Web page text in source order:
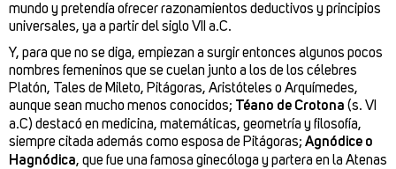
mundo y pretendía ofrecer razonamientos deductivos y principios
universales, ya a partir del siglo VII a.C.
Y, para que no se diga, empiezan a surgir entonces algunos pocos
nombres femeninos que se cuelan junto a los de los célebres
Platón, Tales de Mileto, Pitágoras, Aristóteles o Arquímedes,
aunque sean mucho menos conocidos; Téano de Crotona (s. VI
a.C) destacó en medicina, matemáticas, geometría y filosofía,
siempre citada además como esposa de Pitágoras; Agnódice o
Hagnódica, que fue una famosa ginecóloga y partera en la Atenas